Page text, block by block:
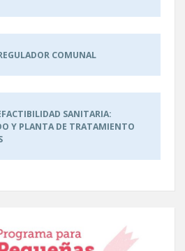
COMUNAL
SANITARIA:
Y PLANTA DE TRATAMIENTO